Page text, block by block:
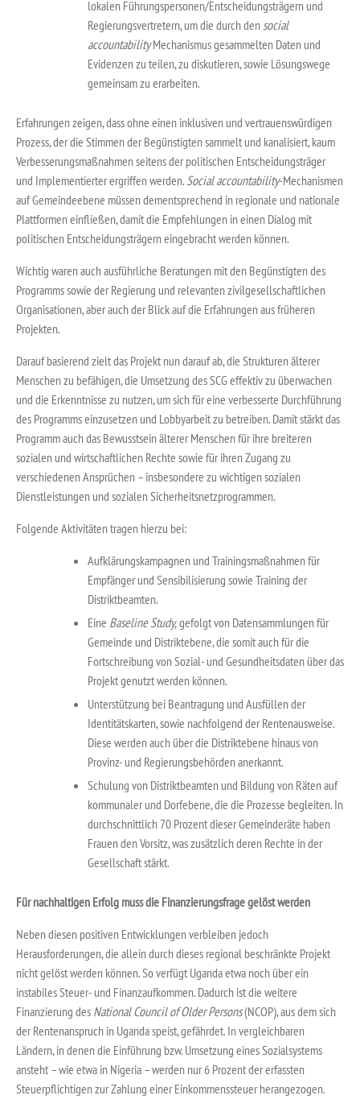
lokalen Führungspersonen/Entscheidungsträgern und
Regierungsvertretern, um die durch densocial
accountabilityMechanismus gesammelten Daten und
Evidenzen zu teilen, zu diskutieren, sowie Lösungswege
gemeinsam zu erarbeiten.
Erfahrungen zeigen, dass ohne einen inklusiven und vertrauenswürdigen
Prozess, der die Stimmen der Begünstigten sammelt und kanalisiert, kaum
Verbesserungsmaßnahmen seitens der politischen Entscheidungsträger
und Implementierter ergriffen werden. Social accountability-Mechanismen
auf Gemeindeebene müssen dementsprechend in regionale und nationale
Plattformen einfließen, damit die Empfehlungen in einen Dialog mit
politischen Entscheidungsträgern eingebracht werden können.
Wichtig waren auch ausführliche Beratungen mit den Begünstigten des
Programms sowie der Regierung und relevanten zivilgesellschaftlichen
Organisationen, aber auch der Blick auf die Erfahrungen aus früheren
Projekten.
Darauf basierend zielt das Projekt nun darauf ab, die Strukturen älterer
Menschen zu befähigen, die Umsetzung des SCG effektiv zu überwachen
und die Erkenntnisse zu nutzen, um sich für eine verbesserte Durchführung
des Programms einzusetzen und Lobbyarbeit zu betreiben. Damit stärkt das
Programm auch das Bewusstsein älterer Menschen für ihre breiteren
sozialen und wirtschaftlichen Rechte sowie für ihren Zugang zu
verschiedenen Ansprüchen – insbesondere zu wichtigen sozialen
Dienstleistungen und sozialen Sicherheitsnetzprogrammen.
Folgende Aktivitäten tragen hierzu bei:
Aufklärungskampagnen und Trainingsmaßnahmen für
Empfänger und Sensibilisierung sowie Training der
Distriktbeamten.
Eine Baseline Study,gefolgt von Datensammlungen für
Gemeinde und Distriktebene, die somit auch für die
Fortschreibung von Sozial- und Gesundheitsdaten über das
Projekt genutzt werden können.
Unterstützung bei Beantragung und Ausfüllen der
Identitätskarten, sowie nachfolgend der Rentenausweise.
Diese werden auch über die Distriktebene hinaus von
Provinz- und Regierungsbehörden anerkannt.
Schulung von Distriktbeamten und Bildung von Räten auf
kommunaler und Dorfebene, die die Prozesse begleiten. In
durchschnittlich 70 Prozent dieser Gemeinderäte haben
Frauen den Vorsitz, was zusätzlich deren Rechte in der
Gesellschaft stärkt.
Für nachhaltigen Erfolg muss die Finanzierungsfrage gelöst werden
Neben diesen positiven Entwicklungen verbleiben jedoch
Herausforderungen, die allein durch dieses regional beschränkte Projekt
nicht gelöst werden können. So verfügt Uganda etwa noch über ein
instabiles Steuer- und Finanzaufkommen. Dadurch ist die weitere
Finanzierung des National Council of Older Persons(NCOP), aus dem sich
der Rentenanspruch in Uganda speist, gefährdet. In vergleichbaren
Ländern, in denen die Einführung bzw. Umsetzung eines Sozialsystems
ansteht – wie etwa in Nigeria – werden nur 6 Prozent der erfassten
Steuerpflichtigen zur Zahlung einer Einkommenssteuer herangezogen.